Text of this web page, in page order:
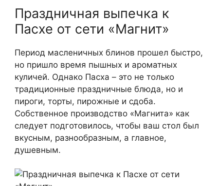
Праздничная выпечка к
Пасхе от сети «Магнит»
Период масленичных блинов прошел быстро,
но пришло время пышных и ароматных
куличей. Однако Пасха – это не только
традиционные праздничные блюда, но и
пироги, торты, пирожные и сдоба.
Собственное производство «Магнита» как
следует подготовилось, чтобы ваш стол был
вкусным, разнообразным, а главное,
душевным.